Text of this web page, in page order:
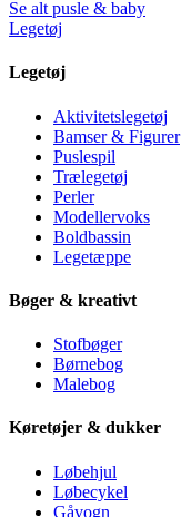
Se alt pusle & baby
Legetøj
Legetøj
Aktivitetslegetøj
Bamser & Figurer
Puslespil
Trælegetøj
Perler
Modellervoks
Boldbassin
Legetæppe
Bøger & kreativt
Stofbøger
Børnebog
Malebog
Køretøjer & dukker
Løbehjul
Løbecykel
Gåvogn